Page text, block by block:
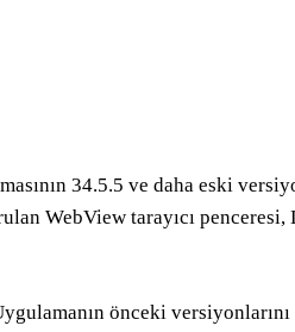
34.5.5 ve daha eski
WebView tarayıcı
önceki versiyonlarını